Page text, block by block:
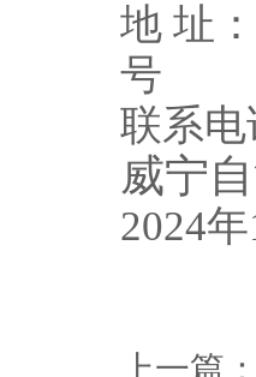
地 址
联系
威宁
2024年